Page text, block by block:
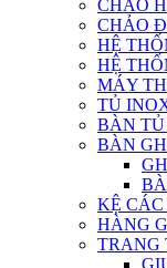
CHẢO
CHẢO
HỆ
HỆ
MÁY
TỦ
BÀN
BÀN
KỆ
HÀNG
TRANG